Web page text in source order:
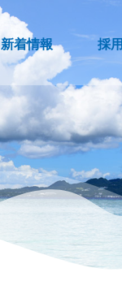
新着情報 採